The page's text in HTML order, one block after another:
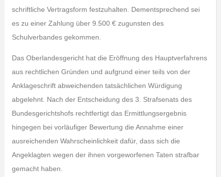
schriftliche Vertragsform festzuhalten. Dementsprechend sei
es zu einer Zahlung über 9.500 € zugunsten des
Schulverbandes gekommen.
Das Oberlandesgericht hat die Eröffnung des Hauptverfahrens
aus rechtlichen Gründen und aufgrund einer teils von der
Anklageschrift abweichenden tatsächlichen Würdigung
abgelehnt. Nach der Entscheidung des 3. Strafsenats des
Bundesgerichtshofs rechtfertigt das Ermittlungsergebnis
hingegen bei vorläufiger Bewertung die Annahme einer
ausreichenden Wahrscheinlichkeit dafür, dass sich die
Angeklagten wegen der ihnen vorgeworfenen Taten strafbar
gemacht haben.